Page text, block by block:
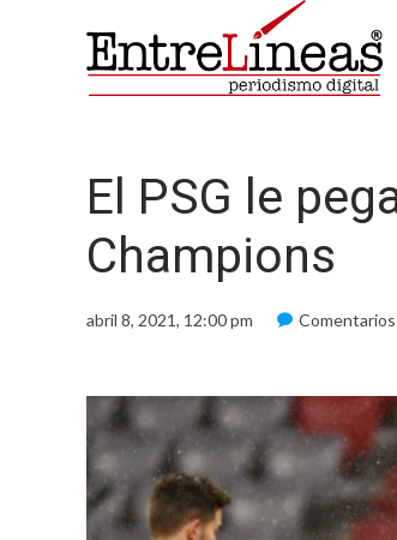
El PSG le
Champions
abril 8, 2021, 12:00 pm